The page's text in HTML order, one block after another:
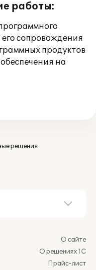
работы:
сопровождения
продуктов
на
решения
О сайте
О решениях 1С
Прайс-лист